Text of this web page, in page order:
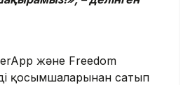
және Freedom
қосымшаларынан сатып